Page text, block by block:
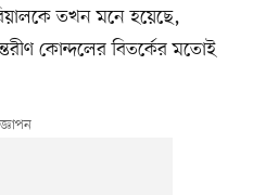
তখন মনে হয়েছে,
কোন্দলের বিতর্কের মতোই